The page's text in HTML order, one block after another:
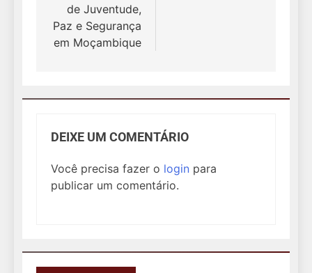
de Juventude,
Paz e Segurança
em Moçambique
DEIXE UM COMENTÁRIO
Você precisa fazer o login para
publicar um comentário.